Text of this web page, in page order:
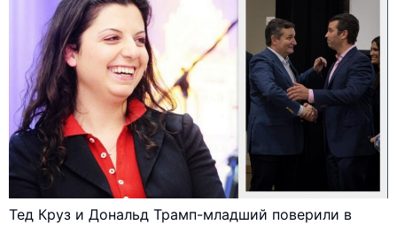
Тед Круз и Дональд Трамп-младший поверили в